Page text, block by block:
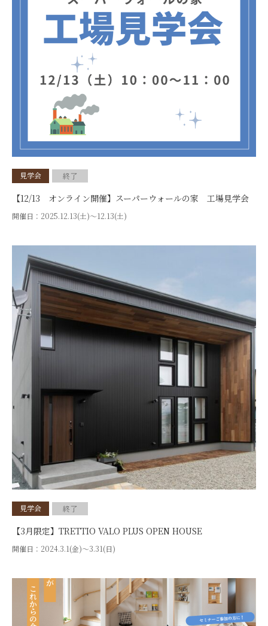
見学会 終了
【12/13 オンライン開催】スーパーウォールの家 工場見学会
開催日： 2025.12.13(土)〜12.13(土)
見学会 終了
【3月限定】TRETTIO VALO PLUS OPEN HOUSE
開催日： 2024.3.1(金)〜3.31(日)